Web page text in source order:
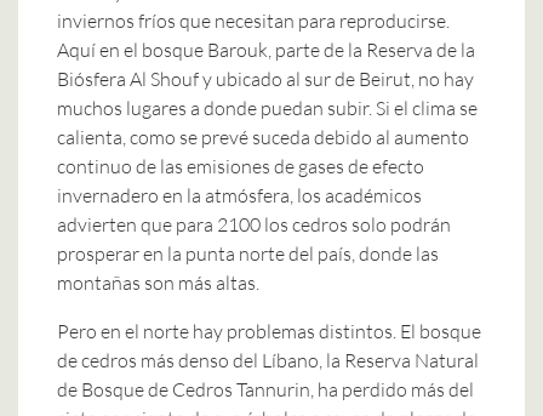
inviernos fríos que necesitan para reproducirse.
Aquí en el bosque Barouk, parte de la Reserva de la
Biósfera Al Shouf y ubicado al sur de Beirut, no hay
muchos lugares a donde puedan subir. Si el clima se
calienta, como se prevé suceda debido al aumento
continuo de las emisiones de gases de efecto
invernadero en la atmósfera, los académicos
advierten que para 2100 los cedros solo podrán
prosperar en la punta norte del país, donde las
montañas son más altas.
Pero en el norte hay problemas distintos. El bosque
de cedros más denso del Líbano, la Reserva Natural
de Bosque de Cedros Tannurin, ha perdido más del